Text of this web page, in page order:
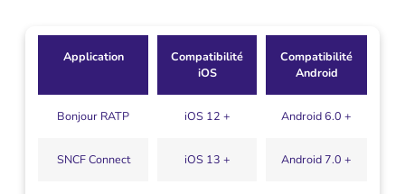
Application
Compatibilité
iOS
Compatibilité
Android
Bonjour RATP iOS 12 + Android 6.0 +
SNCF Connect iOS 13 + Android 7.0 +